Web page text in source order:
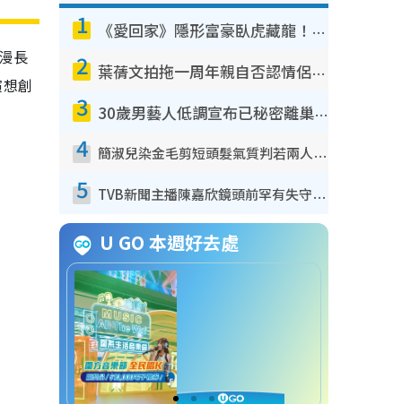
長
創
1 《愛回家》隱形富豪臥虎藏龍！盤點12位財氣逼人的有錢藝人：呢位靚女3億身家唔憂做
2 葉蒨文拍拖一周年親自否認情侶關係？！被質疑感情造假竟稱GM「普通同事」
3 30歲男藝人低調宣布已秘密離巢！人氣急跌變失蹤人口︰「這幾年過得並不容易」
4 簡淑兒染金毛剪短頭髮氣質判若兩人！嚇壞老公麥大力都認唔出：「你做咩事？」
5 TVB新聞主播陳嘉欣鏡頭前罕有失守！遭林超英一句說話突襲嚇親當場大笑
U GO 本週好去處